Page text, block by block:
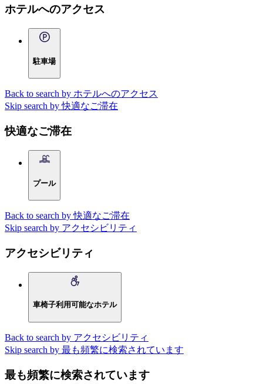
ホテルへのアクセス
駐車場
Back to search by ホテルへのアクセス
Skip search by 快適なご滞在
快適なご滞在
プール
Back to search by 快適なご滞在
Skip search by アクセシビリティ
アクセシビリティ
車椅子利用可能なホテル
Back to search by アクセシビリティ
Skip search by 最も頻繁に検索されています
最も頻繁に検索されています